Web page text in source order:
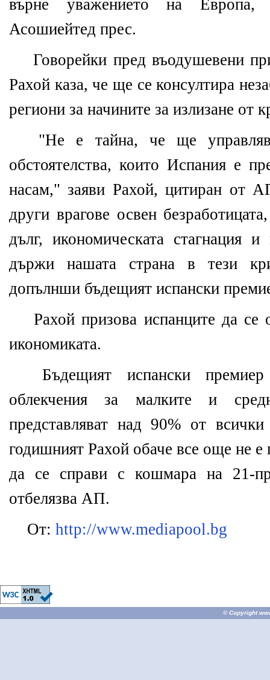
върне уважението на
Асошиейтед прес.
Говорейки пред въодушевени
Рахой каза, че ще се консултира
региони за начините за излизане от
"Не е тайна, че ще
обстоятелства, които Испания е
насам," заяви Рахой, цитиран от
други врагове освен
дълг, икономическата стагнация
държи нашата страна в тези
допълнши бъдещият испански
Рахой призова испанците да се
икономиката.
Бъдещият испански
облекчения за малките и
представляват над 90% от
годишният Рахой обаче все още не е
да се справи с кошмара на 21-
отбелязва АП.
От: http://www.mediapool.bg
© Copyright